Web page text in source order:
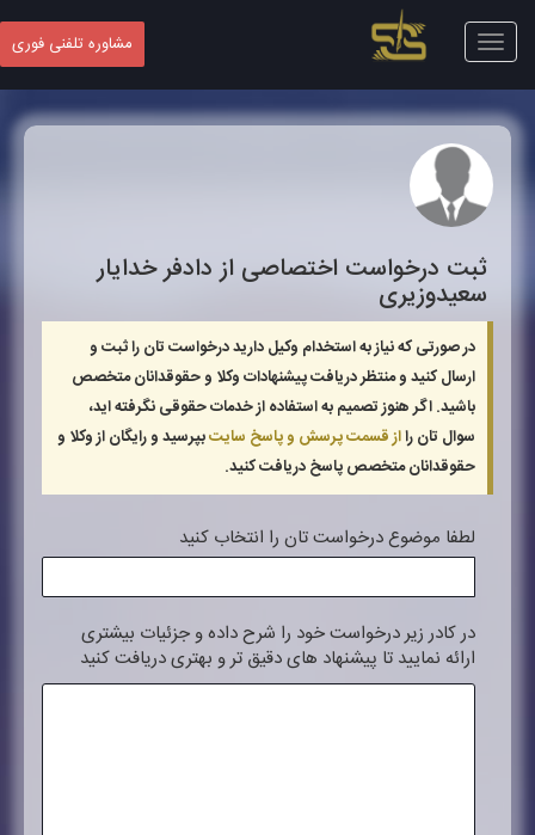
Toggle
navigation
مشاوره تلفنی فوری
ثبت درخواست اختصاصی از دادفرخدایار
سعیدوزیری
در صورتی که نیاز به استخدام وکیل دارید درخواست تان را ثبت و
ارسال کنید و منتظر دریافت پیشنهادات وکلا و حقوقدانان متخصص
باشید. اگر هنوز تصمیم به استفاده از خدمات حقوقی نگرفته اید،
سوال تان رااز قسمت پرسش و پاسخ سایتبپرسید و رایگان از وکلا و
حقوقدانان متخصص پاسخ دریافت کنید.
لطفا موضوع درخواست تان را انتخاب کنید
در کادر زیر درخواست خود را شرح داده و جزئیات بیشتری
ارائه نمایید تا پیشنهاد های دقیق تر و بهتری دریافت کنید